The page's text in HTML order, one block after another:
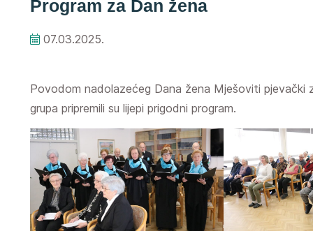
Program za Dan žena
07.03.2025.
Povodom nadolazećeg Dana žena Mješoviti pjevački
grupa pripremili su lijepi prigodni program.